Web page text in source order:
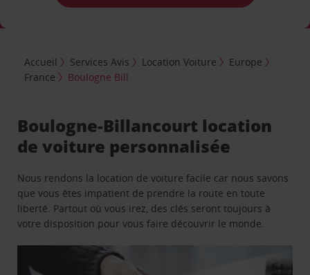
Accueil Services Avis Location Voiture
Europe
France
Boulogne Bill
Boulogne-Billancourt location
de voiture personnalisée
Nous rendons la location de voiture facile car nous savons
que vous êtes impatient de prendre la route en toute
liberté. Partout où vous irez, des clés seront toujours à
votre disposition pour vous faire découvrir le monde.